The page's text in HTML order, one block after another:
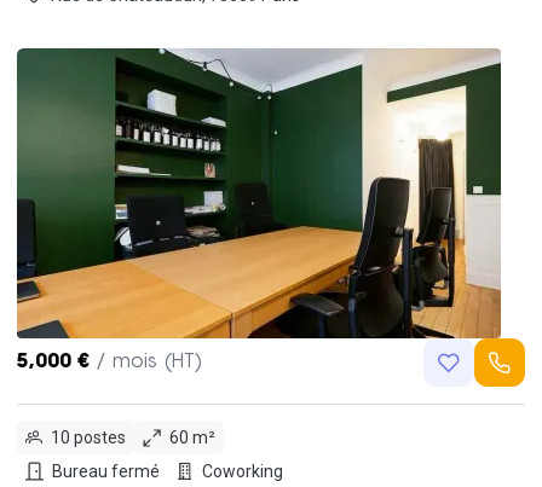
5,000 € / mois (HT)
10 postes
60 m²
Bureau fermé
Coworking